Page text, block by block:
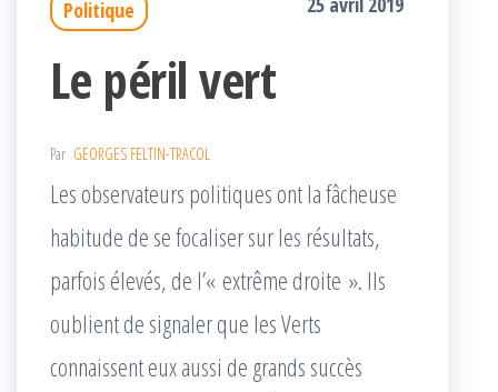
Politique
Le péril vert
Par GEORGES FELTIN-TRACOL
Les observateurs politiques ont la fâcheuse
habitude de se focaliser sur les résultats,
parfois élevés, de l’« extrême droite ». Ils
oublient de signaler que les Verts
connaissent eux aussi de grands succès